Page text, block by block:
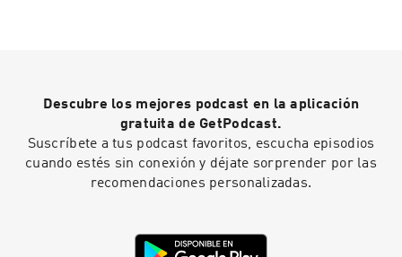
Descubre los mejores podcast en la aplicación
gratuita de GetPodcast.
Suscríbete a tus podcast favoritos, escucha episodios
cuando estés sin conexión y déjate sorprender por las
recomendaciones personalizadas.